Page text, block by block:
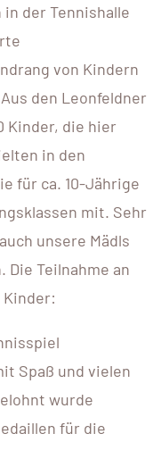
der Tennishalle
von Kindern
den Leonfeldner
Kinder, die hier
in den
für ca. 10-Jährige
mit. Sehr
unsere Mädls
Die Teilnahme an
Spaß und vielen
wurde
für die